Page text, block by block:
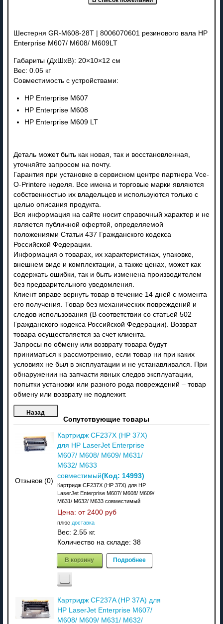
Шестерня GR-M608-28T | 8006070601 резинового вала HP
Enterprise M607/ M608/ M609LT
Габариты (ДхШхВ): 20×10×12 см
Вес: 0.05 кг
Совместимость с устройствами:
HP Enterprise M607
HP Enterprise M608
HP Enterprise M609 LT
Деталь может быть как новая, так и восстановленная,
уточняйте запросом на почту.
Гарантия при установке в сервисном центре партнера Vce-
O-Printere неделя. Все имена и торговые марки являются
собственностью их владельцев и используются только с
целью описания продукта.
Вся информация на сайте носит справочный характер и не
является публичной офертой, определяемой
положениями Статьи 437 Гражданского кодекса
Российской Федерации.
Информация о товарах, их характеристиках, упаковке,
внешнем виде и комплектации, а также ценах, может как
содержать ошибки, так и быть изменена производителем
без предварительного уведомления.
Клиент вправе вернуть товар в течение 14 дней с момента
его получения. Товар без механических повреждений и
следов использования (В соответствии со статьей 502
Гражданского кодекса Российской Федерации). Возврат
товара осуществляется за счет клиента.
Запросы по обмену или возврату товара будут
приниматься к рассмотрению, если товар ни при каких
условиях не был в эксплуатации и не устанавливался. При
обнаружении на запчасти явных следов эксплуатации,
попытки установки или разного рода повреждений – товар
обмену или возврату не подлежит.
Сопутствующие товары
Отзывов (0)
Картридж CF237X (HP 37X)
для HP LaserJet Enterprise
M607/ M608/ M609/ M631/
M632/ M633
совместимый(Код: 14993)
Картридж CF237X (HP 37X) для HP
LaserJet Enterprise M607/ M608/ M609/
M631/ M632/ M633 совместимый
Цена: от 2400 руб
плюс доставка
Вес: 2.55 кг.
Количество на складе: 38
В корзину Подробнее
Картридж CF237A (HP 37A) для
HP LaserJet Enterprise M607/
M608/ M609/ M631/ M632/